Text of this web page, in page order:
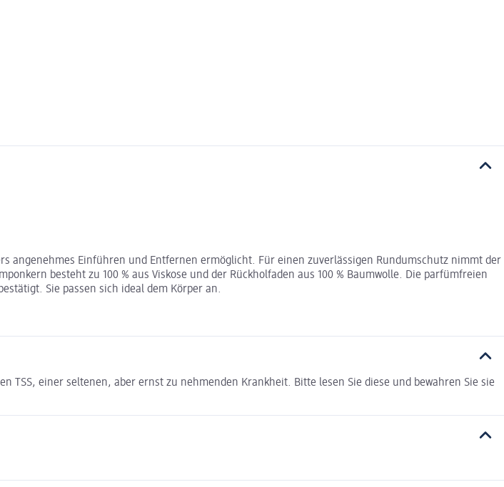
angenehmes Einführen und Entfernen ermöglicht. Für einen zuverlässigen Rundumschutz nimmt der
besteht zu 100 % aus Viskose und der Rückholfaden aus 100 % Baumwolle. Die parfümfreien
Sie passen sich ideal dem Körper an.
einer seltenen, aber ernst zu nehmenden Krankheit. Bitte lesen Sie diese und bewahren Sie sie